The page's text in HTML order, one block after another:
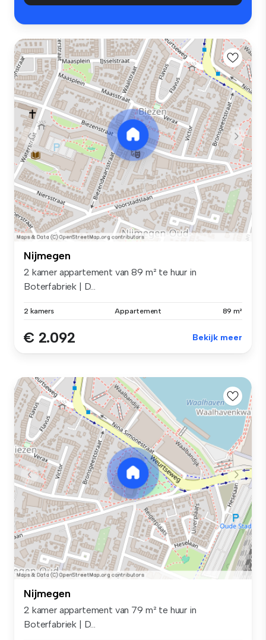
Nijmegen
2 kamer appartement van 89 m² te huur in
Boterfabriek | D...
2 kamers Appartement 89 m²
€ 2.092 Bekijk meer
Nijmegen
2 kamer appartement van 79 m² te huur in
Boterfabriek | D...